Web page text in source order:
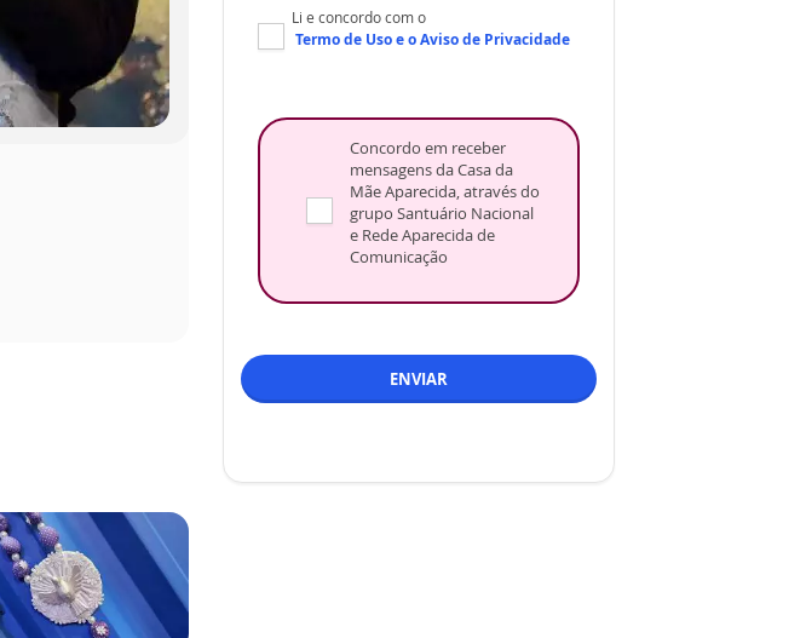
Li e concordo com o
Termo de Usoe oAviso de Privacidade
Concordo em receber
mensagens da Casa da
Mãe Aparecida, através do
grupo Santuário Nacional
e Rede Aparecida de
Comunicação
ENVIAR